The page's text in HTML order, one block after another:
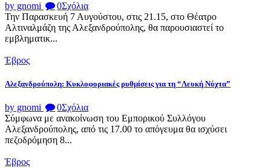
by gnomi 0Σχόλια
Την Παρασκευή 7 Αυγούστου, στις 21.15, στο Θέατρο
Αλτιναλμάζη της Αλεξανδρούπολης, θα παρουσιαστεί το
εμβληματικ...
Έβρος
Αλεξανδρούπολη: Κυκλοφοριακές ρυθμίσεις για τη “Λευκή Νύχτα”
by gnomi 0Σχόλια
Σύμφωνα με ανακοίνωση του Εμπορικού Συλλόγου
Αλεξανδρούπολης, από τις 17.00 το απόγευμα θα ισχύσει
πεζοδρόμηση 8...
Έβρος